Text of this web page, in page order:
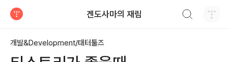
겐도사마의 재림
개발&Development/태터툴즈